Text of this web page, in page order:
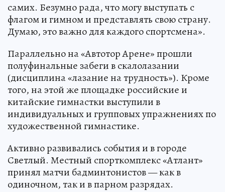
самих. Безумно рада, что могу выступать с
флагом и гимном и представлять свою страну.
Думаю, это важно для каждого спортсмена».
Параллельно на «Автотор Арене» прошли
полуфинальные забеги в скалолазании
(дисциплина «лазание на трудность»). Кроме
того, на этой же площадке российские и
китайские гимнастки выступили в
индивидуальных и групповых упражнениях по
художественной гимнастике.
Активно развивались события и в городе
Светлый. Местный спорткомплекс «Атлант»
принял матчи бадминтонистов — как в
одиночном, так и в парном разрядах.